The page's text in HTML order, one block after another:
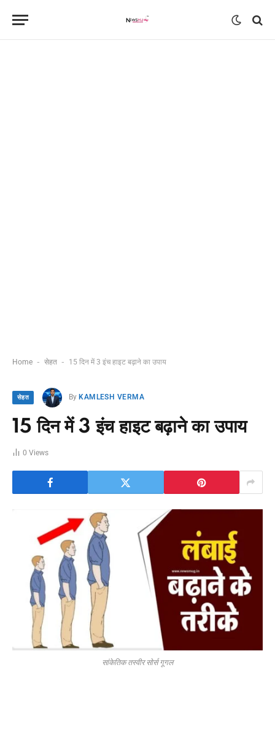
Home - सेहत - 15 दिन में 3 इंच हाइट बढ़ाने का उपाय
सेहत By KAMLESH VERMA
15 दिन में 3 इंच हाइट बढ़ाने का उपाय
0 Views
सांकेतिक तस्वीर सोर्स गूगल